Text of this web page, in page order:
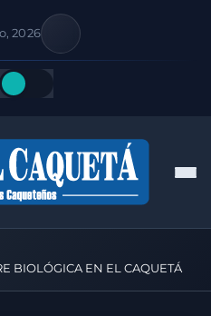
2026
Menu
BIOLÓGICA EN EL CAQUETÁ